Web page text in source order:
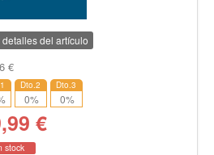
detalles del artículo
€
Dto.2
0%
Dto.3
0%
€
stock